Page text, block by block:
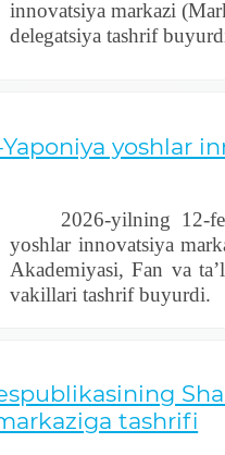
innovatsiya markazi
delegatsiya tashrif
Yaponiya yoshlar
2026-yilning 12-
yoshlar innovatsiya
Akademiyasi, Fan va
vakillari tashrif buyurdi.
tashrifi